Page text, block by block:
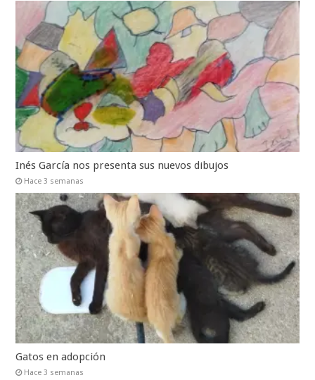
Inés García nos presenta sus nuevos dibujos
Hace 3 semanas
Gatos en adopción
Hace 3 semanas